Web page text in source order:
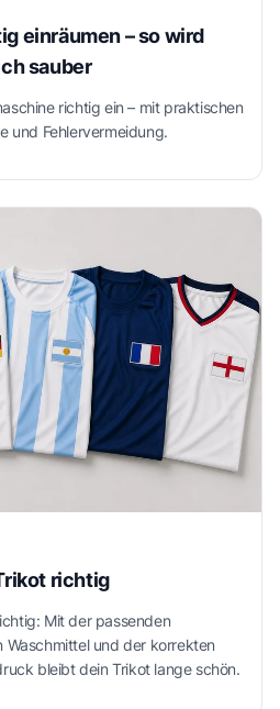
einräumen – so wird
sauber
richtig ein – mit praktischen
und Fehlervermeidung.
richtig
Mit der passenden
Waschmittel und der korrekten
bleibt dein Trikot lange schön.